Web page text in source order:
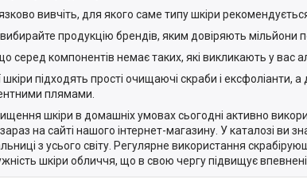
вивчіть, для якого саме типу шкіри
вибирайте продукцію брендів, яким довіряють мільйони
серед компонентів немає таких, які викликають у вас
шкіри підходять прості очищаючі скраби і ексфоліанти,
плямами.
шкіри в домашніх умовах сьогодні активно
на сайті нашого інтернет-магазину. У каталозі ви
з усього світу. Регулярне використання
шкіри обличчя, що в свою чергу підвищує